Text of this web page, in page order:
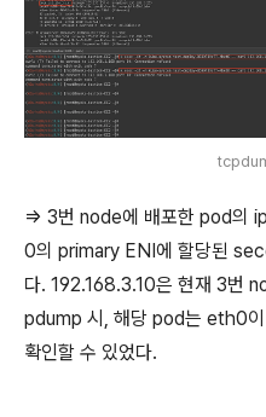
=> 3번 node에 배포한 pod의
0의 primary ENI에 할당된
다. 192.168.3.10은 현재 3번
pdump 시, 해당 pod는 eth0이
확인할 수 있었다.